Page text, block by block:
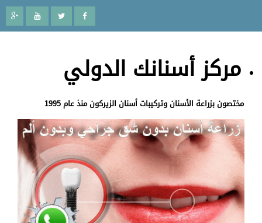
مركز أسنانك الدولي
مختصون بزراعة الأسنان وتركيبات أسنان الزيركون منذ عام 1995